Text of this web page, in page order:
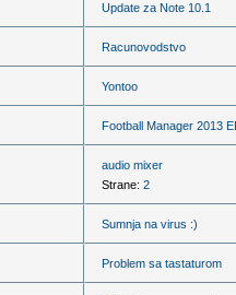
Update za Note 10.1
Racunovodstvo
Yontoo
Football Manager 2013
audio mixer
Strane: 2
Sumnja na virus :)
Problem sa tastaturom